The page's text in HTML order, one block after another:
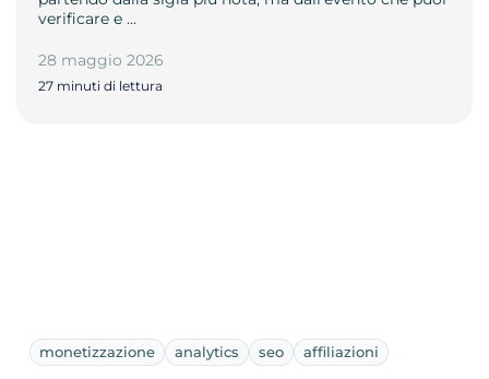
verificare e …
28 maggio 2026
27 minuti di lettura
monetizzazione analytics seo affiliazioni